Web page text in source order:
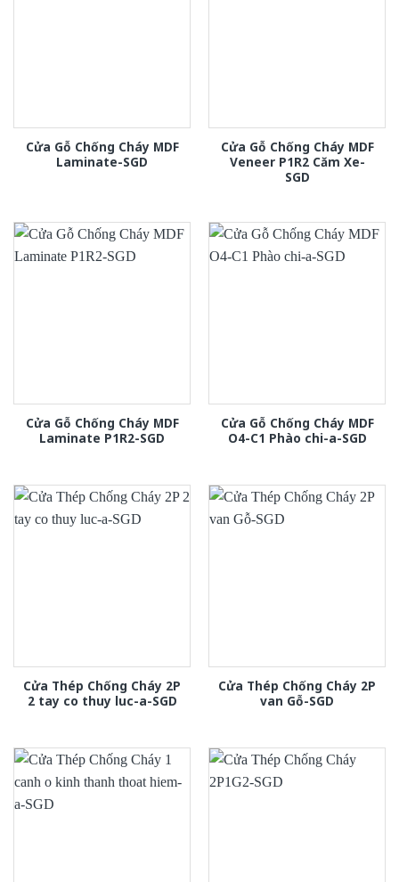
Cửa Gỗ Chống Cháy MDF
Laminate-SGD
Cửa Gỗ Chống Cháy MDF
Veneer P1R2 Căm Xe-
SGD
Cửa Gỗ Chống Cháy MDF
Laminate P1R2-SGD
Cửa Gỗ Chống Cháy MDF
O4-C1 Phào chi-a-SGD
Cửa Thép Chống Cháy 2P
2 tay co thuy luc-a-SGD
Cửa Thép Chống Cháy 2P
van Gỗ-SGD